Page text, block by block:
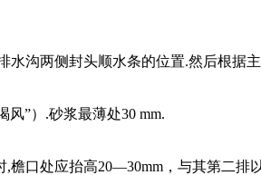
水沟两侧封头顺水条的位置.然后根据
”）.砂浆最薄处30 mm.
檐口处应抬高20—30mm，与其第二排